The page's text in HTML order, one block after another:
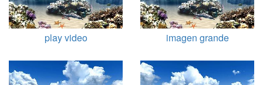
play video imagen grande